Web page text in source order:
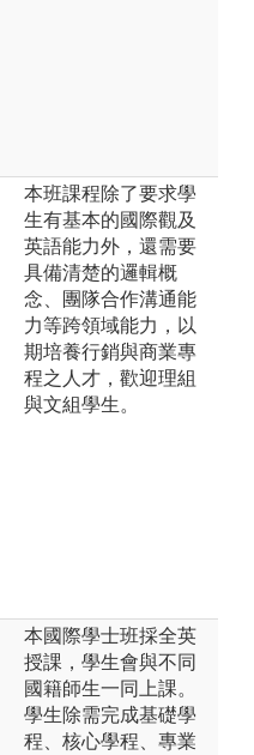
本班課程除了要求學
生有基本的國際觀及
英語能力外，還需要
具備清楚的邏輯概
念、團隊合作溝通能
力等跨領域能力，以
期培養行銷與商業專
程之人才，歡迎理組
與文組學生。
本國際學士班採全英
授課，學生會與不同
國籍師生一同上課。
學生除需完成基礎學
程、核心學程、專業